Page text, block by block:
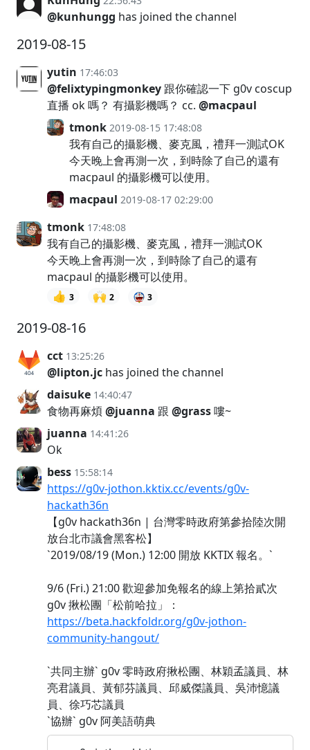
@kunhungg has joined the channel
2019-08-15
yutin 17:46:03
@felixtypingmonkey 跟你確認一下 g0v coscup
直播 ok 嗎？ 有攝影機嗎？ cc. @macpaul
tmonk 2019-08-15 17:48:08
我有自己的攝影機、麥克風，禮拜一測試OK
今天晚上會再測一次，到時除了自己的還有
macpaul 的攝影機可以使用。
macpaul 2019-08-17 02:29:00
tmonk 17:48:08
我有自己的攝影機、麥克風，禮拜一測試OK
今天晚上會再測一次，到時除了自己的還有
macpaul 的攝影機可以使用。
👍 3 🙌 2 3
2019-08-16
cct 13:25:26
@lipton.jc has joined the channel
daisuke 14:40:47
食物再麻煩 @juanna 跟 @grass嘍~
juanna 14:41:26
Ok
bess 15:58:14
https://g0v-jothon.kktix.cc/events/g0v-
hackath36n
【g0v hackath36n | 台灣零時政府第參拾陸次開
放台北市議會黑客松】
`2019/08/19 (Mon.) 12:00 開放 KKTIX 報名。`
9/6 (Fri.) 21:00 歡迎參加免報名的線上第拾貳次
g0v 揪松團「松前哈拉」：
https://beta.hackfoldr.org/g0v-jothon-
community-hangout/
`共同主辦` g0v 零時政府揪松團、林穎孟議員、林
亮君議員、黃郁芬議員、邱威傑議員、吳沛憶議
員、徐巧芯議員
`協辦` g0v 阿美語萌典